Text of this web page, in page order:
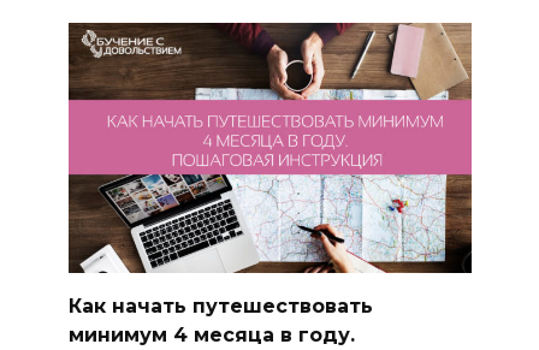
Как начать путешествовать
минимум 4 месяца в году.